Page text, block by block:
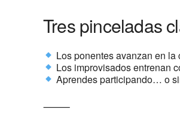
Tres pinceladas
Los ponentes avanzan en
Los improvisados entrenan
Aprendes participando… o
⸻